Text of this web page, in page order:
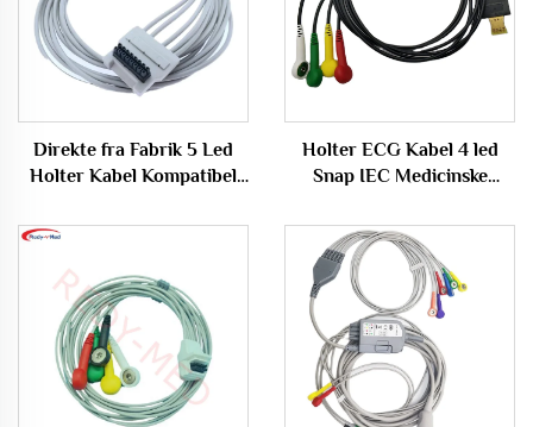
Direkte fra Fabrik 5 Led
Holter Kabel Kompatibel
Recorder
Holter ECG Kabel 4 led
Snap IEC Medicinske